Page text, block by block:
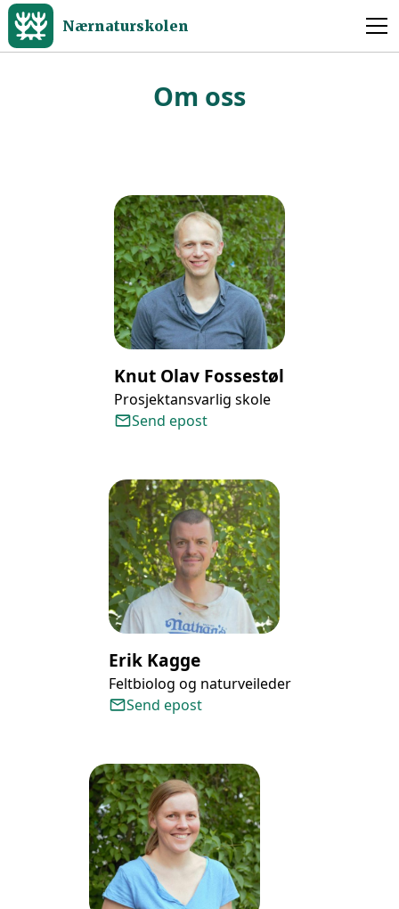
Nærnaturskolen
Om oss
Knut Olav Fossestøl
Prosjektansvarlig skole
Send epost
Erik Kagge
Feltbiolog og naturveileder
Send epost